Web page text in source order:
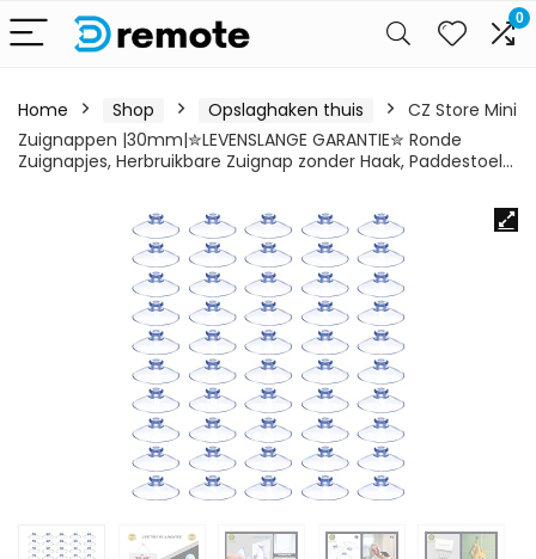
0
Home Shop Opslaghaken thuis
CZ Store Mini
Zuignappen |30mm|✮LEVENSLANGE GARANTIE✮ Ronde
Zuignapjes, Herbruikbare Zuignap zonder Haak, Paddestoel…